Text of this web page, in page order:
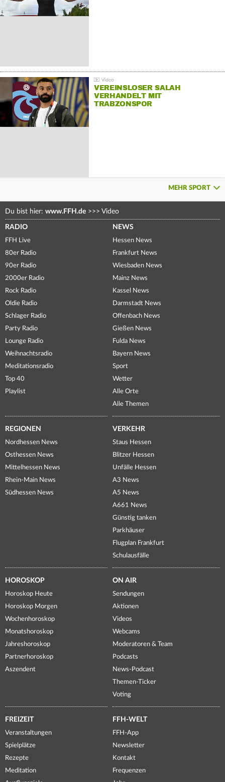
VEREINSLOSER SALAH
VERHANDELT MIT
TRABZONSPOR
MEHR SPORT
Du bist hier: www.FFH.de >>> Video
RADIO
FFH Live
80er Radio
90er Radio
2000er Radio
Rock Radio
Oldie Radio
Schlager Radio
Party Radio
Lounge Radio
Weihnachtsradio
Meditationsradio
Top 40
Playlist
NEWS
Hessen News
Frankfurt News
Wiesbaden News
Mainz News
Kassel News
Darmstadt News
Offenbach News
Gießen News
Fulda News
Bayern News
Sport
Wetter
Alle Orte
Alle Themen
REGIONEN
Nordhessen News
Osthessen News
Mittelhessen News
Rhein-Main News
Südhessen News
VERKEHR
Staus Hessen
Blitzer Hessen
Unfälle Hessen
A3 News
A5 News
A661 News
Günstig tanken
Parkhäuser
Flugplan Frankfurt
Schulausfälle
HOROSKOP
Horoskop Heute
Horoskop Morgen
Wochenhoroskop
Monatshoroskop
Jahreshoroskop
Partnerhoroskop
Aszendent
ON AIR
Sendungen
Aktionen
Videos
Webcams
Moderatoren & Team
Podcasts
News-Podcast
Themen-Ticker
Voting
FREIZEIT
Veranstaltungen
Spielplätze
Rezepte
Meditation
FFH-WELT
FFH-App
Newsletter
Kontakt
Frequenzen